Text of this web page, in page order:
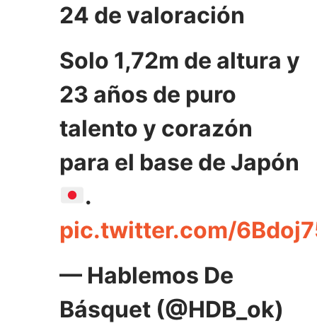
24 de valoración
Solo 1,72m de altura y
23 años de puro
talento y corazón
para el base de Japón
.
pic.twitter.com/
— Hablemos De
Básquet (@HDB_ok)